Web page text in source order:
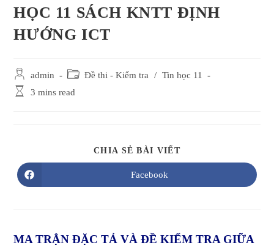
HỌC 11 SÁCH KNTT ĐỊNH
HƯỚNG ICT
Post
author:
admin
Post Đề thi - Kiểm tra / Tin học 11
Reading3 mins read
CHIA SẺ BÀI VIẾTSHARE
Opens
in
Facebook
MA TRẬN ĐẶC TẢ VÀ ĐỀ KIỂM TRA GIỮA